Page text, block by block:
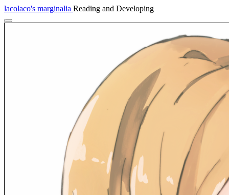
lacolaco's marginalia Reading and Developing